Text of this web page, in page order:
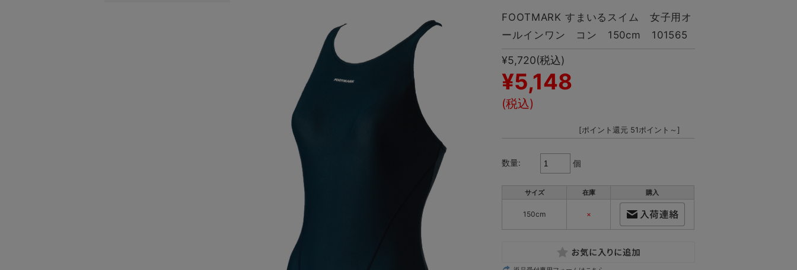
FOOTMARK すまいるスイム 女子用オ
ールインワン コン 150cm 101565
¥5,720(税込)
¥5,148
(税込)
[ポイント還元 51ポイント～]
数量: 個
サイズ 在庫 購入
150cm ×